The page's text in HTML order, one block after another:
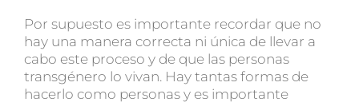
Por supuesto es importante recordar que no
hay una manera correcta ni única de llevar a
cabo este proceso y de que las personas
transgénero lo vivan. Hay tantas formas de
hacerlo como personas y es importante